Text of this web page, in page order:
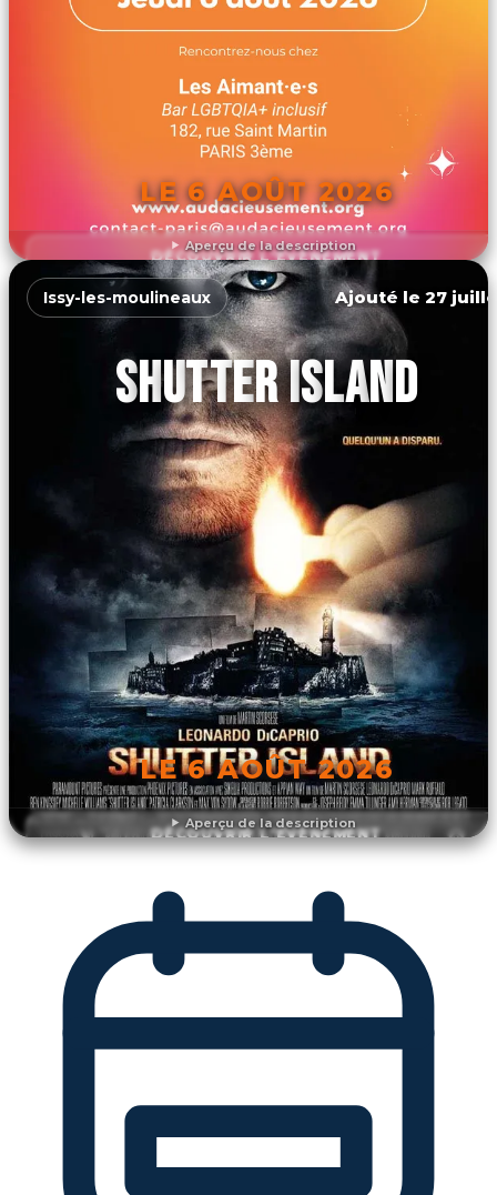
Aperçu de la description
LE 6 AOÛT 2026
DÉCOUVRIR L'ÉVÉNEMENT
Aperçu de la description
Issy-les-moulineaux Ajouté le 27
SHUTTER ISLAND
LE 6 AOÛT 2026
DÉCOUVRIR L'ÉVÉNEMENT